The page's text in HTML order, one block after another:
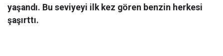
yaşandı. Bu seviyeyi ilk kez gören benzin herkesi
şaşırttı.